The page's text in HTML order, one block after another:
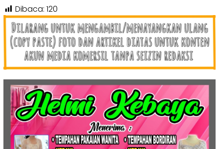
Dibaca: 120